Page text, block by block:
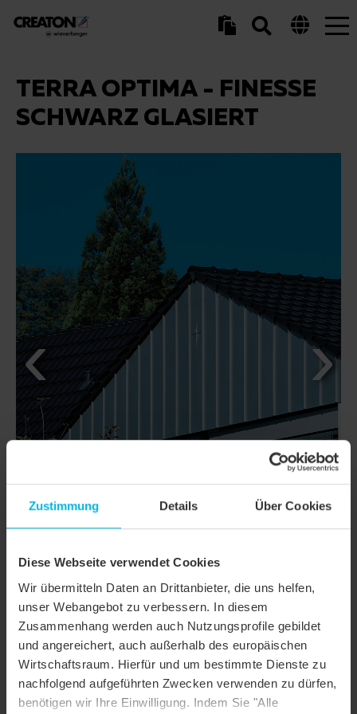
Zustimmung Details Über Cookies
Diese Webseite verwendet Cookies
Wir übermitteln Daten an Drittanbieter, die uns helfen,
unser Webangebot zu verbessern. In diesem
Zusammenhang werden auch Nutzungsprofile gebildet
und angereichert, auch außerhalb des europäischen
Wirtschaftsraum. Hierfür und um bestimmte Dienste zu
nachfolgend aufgeführten Zwecken verwenden zu dürfen,
benötigen wir Ihre Einwilligung. Indem Sie "Alle
TERRA OPTIMA - FINESSE
SCHWARZ GLASIERT
DETAILS
Produktfamilie Reformziegel
Produktgruppe Dachziegel